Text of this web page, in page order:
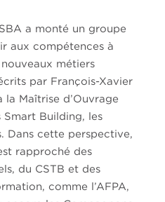
a monté un groupe
aux compétences à
métiers
par François-Xavier
la Maîtrise d’Ouvrage
Smart Building, les
Dans cette perspective,
rapproché des
du CSTB et des
comme l’AFPA,